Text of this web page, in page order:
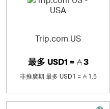
Trip.com US
最多 USD1 = 3
非推廣期 最多 USD1 = 1.5